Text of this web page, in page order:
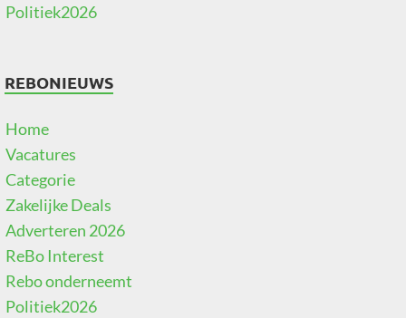
Politiek2026
REBONIEUWS
Home
Vacatures
Categorie
Zakelijke Deals
Adverteren 2026
ReBo Interest
Rebo onderneemt
Politiek2026